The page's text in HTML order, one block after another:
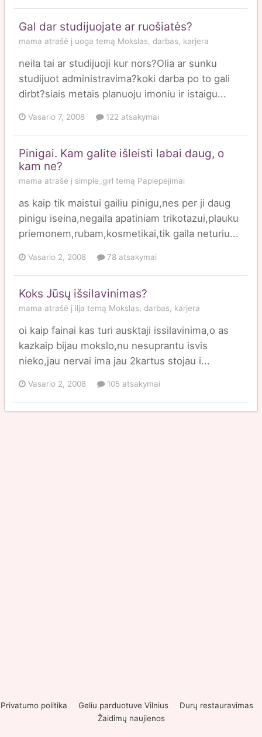
Gal dar studijuojate ar ruošiatės?
mama atrašė į uoga temą Mokslas, darbas, karjera
neila tai ar studijuoji kur nors?Olia ar sunku
studijuot administravima?koki darba po to gali
dirbt?siais metais planuoju imoniu ir istaigu...
Vasario 7, 2008 122 atsakymai
Pinigai. Kam galite išleisti labai daug, o
kam ne?
mama atrašė į simple_girl temą Paplepėjimai
as kaip tik maistui gailiu pinigu,nes per ji daug
pinigu iseina,negaila apatiniam trikotazui,plauku
priemonem,rubam,kosmetikai,tik gaila neturiu...
Vasario 2, 2008 78 atsakymai
Koks Jūsų išsilavinimas?
mama atrašė į ilja temą Mokslas, darbas, karjera
oi kaip fainai kas turi ausktaji issilavinima,o as
kazkaip bijau mokslo,nu nesuprantu isvis
nieko,jau nervai ima jau 2kartus stojau i...
Vasario 2, 2008 105 atsakymai
Privatumo politika Geliu parduotuve Vilnius
Durų restauravimas
Žaidimų naujienos